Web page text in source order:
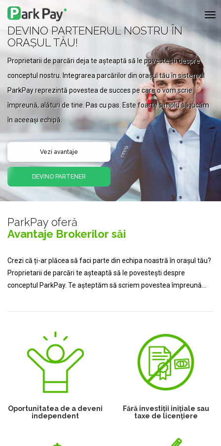
DEVINO PARTENERUL NOSTRU ÎN
ORAȘUL TĂU!
Proprietarii de parcări deja te așteaptă să le povestești despre
conceptul nostru. Integrarea parcărilor din orașul tău în sistemul
ParkPay reprezintă povestea de succes pe care o vom scrie
împreună, alături de tine. Pas cu pas. Este foarte simplu să jucăm
în aceeași echipă.
Vezi avantaje
DEVINO PARTENER
ParkPay oferă
Avantaje Brokerilor săi
Crezi că ți-ar plăcea să faci parte din echipa noastră în orașul tău?
Proprietarii de parcări te așteaptă să le povestești despre
conceptul ParkPay. Te așteptăm să scriem povestea împreună...
Oportunitatea de a deveni
independent
Fără investiții inițiale sau
taxe de licențiere